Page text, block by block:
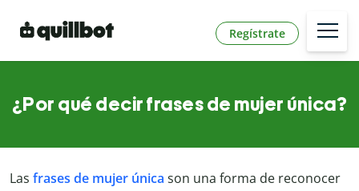
Regístrate
¿Por qué decir frases de mujer única?
Las frases de mujer única son una forma de reconocer